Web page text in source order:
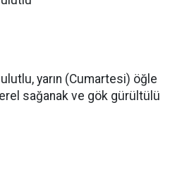
yarın (Cumartesi) öğle
sağanak ve gök gürültülü